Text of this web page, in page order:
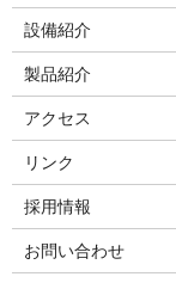
設備紹介
製品紹介
アクセス
リンク
採用情報
お問い合わせ